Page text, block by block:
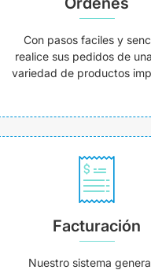
Con pasos faciles y
realice sus pedidos de
variedad de productos
Facturación
Nuestro sistema